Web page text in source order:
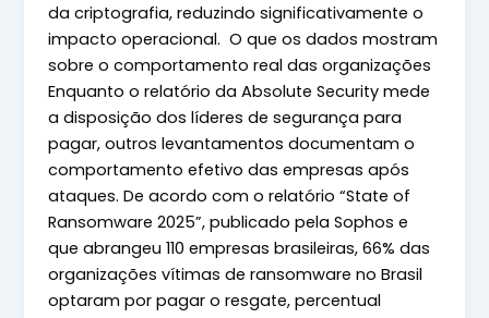
da criptografia, reduzindo significativamente o
impacto operacional. O que os dados mostram
sobre o comportamento real das organizações
Enquanto o relatório da Absolute Security mede
a disposição dos líderes de segurança para
pagar, outros levantamentos documentam o
comportamento efetivo das empresas após
ataques. De acordo com o relatório “State of
Ransomware 2025”, publicado pela Sophos e
que abrangeu 110 empresas brasileiras, 66% das
organizações vítimas de ransomware no Brasil
optaram por pagar o resgate, percentual